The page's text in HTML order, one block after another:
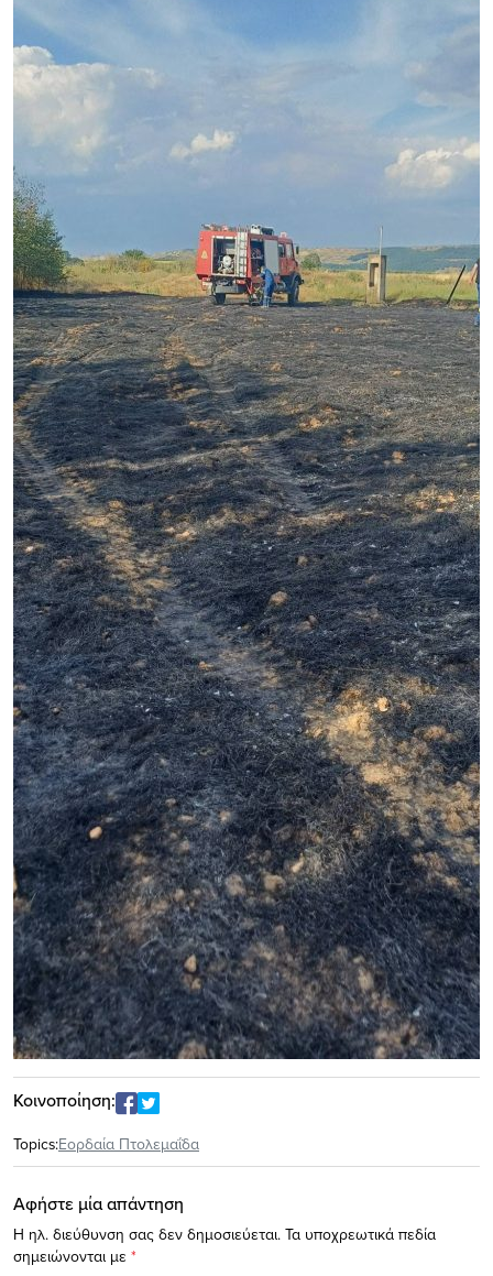
Κοινοποίηση:
Topics:Εορδαία Πτολεμαΐδα
Αφήστε μία απάντηση
Η ηλ. διεύθυνση σας δεν δημοσιεύεται. Τα υποχρεωτικά πεδία
σημειώνονται με *